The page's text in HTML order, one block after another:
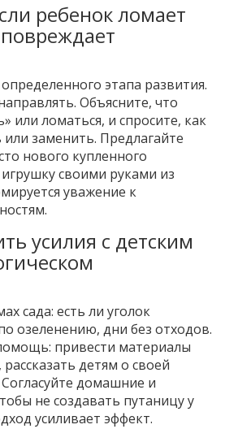
ребенок ломает
этапа развития.
Объясните, что
или ломаться, и спросите, как
заменить. Предлагайте
нового купленного
своими руками из
уважение к
усилия с детским
сада: есть ли уголок
озеленению, дни без отходов.
привести материалы
детям о своей
домашние и
не создавать путаницу у
усиливает эффект.